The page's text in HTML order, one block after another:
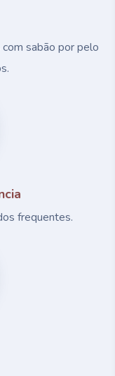
sabão por pelo
frequentes.